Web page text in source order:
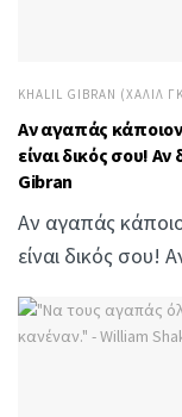
KHALIL GIBRAN (ΧΑΛΊΛ
Αν αγαπάς κάποιον
είναι δικός σου!
Gibran
Αν αγαπάς
είναι δικός σου!